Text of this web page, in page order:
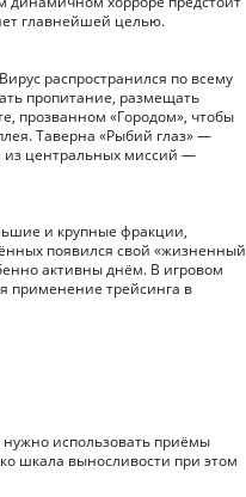
главнейшей целью.
распространился по всему
пропитание, размещать
прозванном «Городом», чтобы
Таверна «Рыбий глаз» —
из центральных миссий —
и крупные фракции,
появился свой «жизненный
активны днём. В игровом
применение трейсинга в
нужно использовать приёмы
шкала выносливости при этом